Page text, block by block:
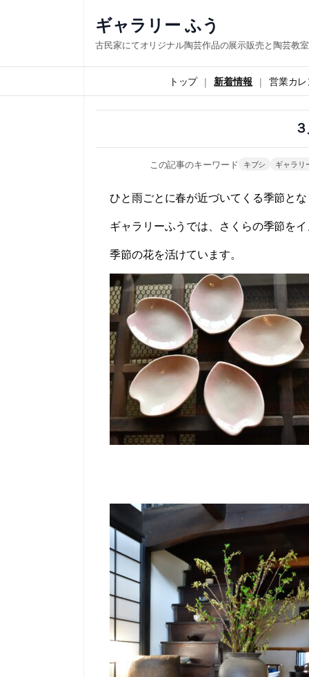
ス
キ
ギャラリー ふう
古民家にてオリジナル陶芸作品の展示販売と陶芸教
トップ 新着情報 営業カ
この記事のキーワード キブシ ギャラリ
ひと雨ごとに春が近づいてくる季節と
ギャラリーふうでは、さくらの季節を
季節の花を活けています。